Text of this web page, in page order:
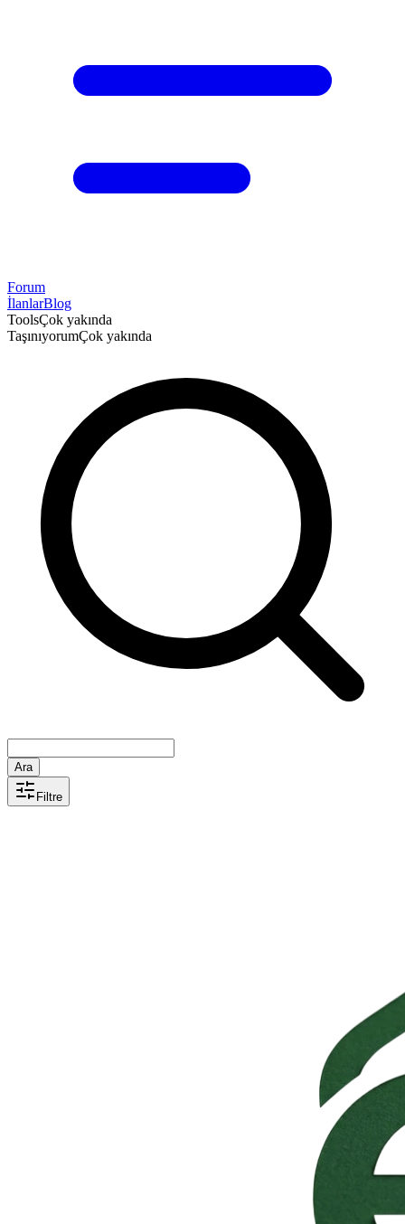
Forum
İlanlarBlog
ToolsÇok yakında
TaşınıyorumÇok yakında
Ara
Filtre